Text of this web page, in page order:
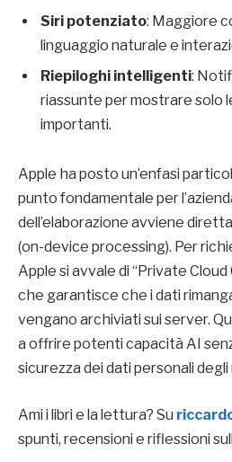
Siri potenziato: Maggiore
linguaggio naturale e
Riepiloghi intelligenti:
riassunte per mostrare solo
importanti.
Apple ha posto un’enfasi
punto fondamentale per
dell’elaborazione avviene
(on-device processing). Per
Apple si avvale di “Private
che garantisce che i dati
vengano archiviati sui server.
a offrire potenti capacità AI
sicurezza dei dati personali
Ami i libri e la lettura? Su
spunti, recensioni e riflessioni